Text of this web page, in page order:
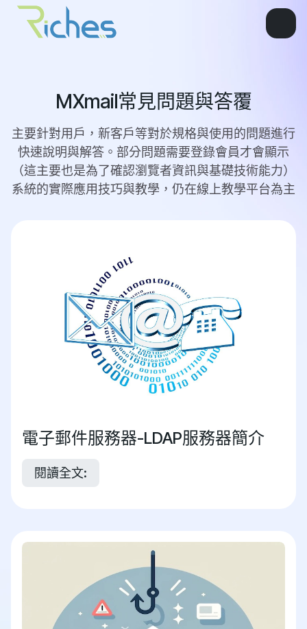
MXmail常見問題與答覆
主要針對用戶，新客戶等對於規格與使用的問題進行
快速說明與解答。部分問題需要登錄會員才會顯示
（這主要也是為了確認瀏覽者資訊與基礎技術能力）
系統的實際應用技巧與教學，仍在線上教學平台為主
電子郵件服務器-LDAP服務器簡介
閱讀全文: